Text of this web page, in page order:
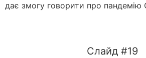
дає змогу говорити про пандемію
Слайд #19